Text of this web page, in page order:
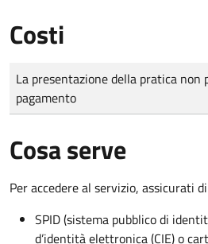
Costi
Tipo di pagamento
Importo
La presentazione della pratica non
pagamento
Cosa serve
Per accedere al servizio, assicurati
SPID (sistema pubblico di
d’identità elettronica (CIE) o